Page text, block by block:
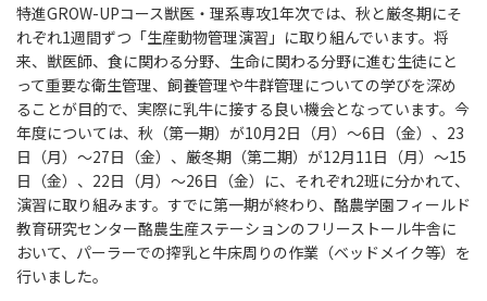
特進GROW-UPコース獣医・理系専攻1年次では、秋と厳冬期にそ
れぞれ1週間ずつ「生産動物管理演習」に取り組んでいます。将
来、獣医師、食に関わる分野、生命に関わる分野に進む生徒にと
って重要な衛生管理、飼養管理や牛群管理についての学びを深め
ることが目的で、実際に乳牛に接する良い機会となっています。今
年度については、秋（第一期）が10月2日（月）～6日（金）、23
日（月）～27日（金）、厳冬期（第二期）が12月11日（月）～15
日（金）、22日（月）～26日（金）に、それぞれ2班に分かれて、
演習に取り組みます。すでに第一期が終わり、酪農学園フィールド
教育研究センター酪農生産ステーションのフリーストール牛舎に
おいて、パーラーでの搾乳と牛床周りの作業（ベッドメイク等）を
行いました。